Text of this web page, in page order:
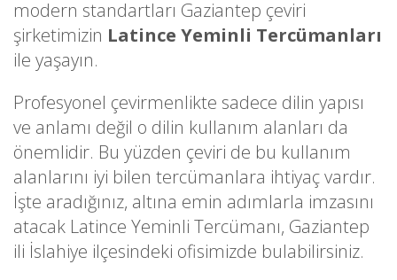
modern standartları Gaziantep çeviri
şirketimizin Latince Yeminli Tercümanları
ile yaşayın.
Profesyonel çevirmenlikte sadece dilin yapısı
ve anlamı değil o dilin kullanım alanları da
önemlidir. Bu yüzden çeviri de bu kullanım
alanlarını iyi bilen tercümanlara ihtiyaç vardır.
İşte aradığınız, altına emin adımlarla imzasını
atacak Latince Yeminli Tercümanı, Gaziantep
ili İslahiye ilçesindeki ofisimizde bulabilirsiniz.